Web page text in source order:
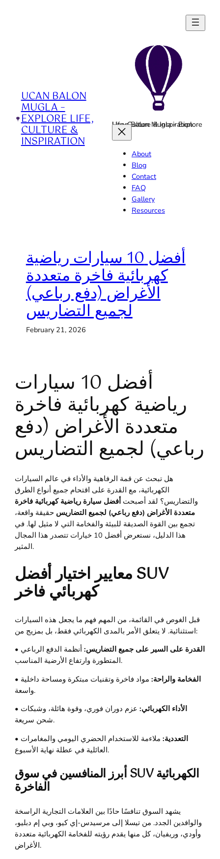
UCAN BALON
MUGLA –
EXPLORE LIFE,
CULTURE &
INSPIRATION
Ucan Balon Mugla - Explore Life, Culture & Inspiration
About
Blog
Contact
FAQ
Gallery
Resources
أفضل 10 سيارات رياضية
كهربائية فاخرة متعددة
الأغراض (دفع رباعي)
لجميع التضاريس
February 21, 2026
أفضل 10 سيارات
رياضية كهربائية فاخرة
متعددة الأغراض (دفع
رباعي) لجميع التضاريس
هل تبحث عن قمة الرفاهية والأداء في عالم السيارات
الكهربائية، مع القدرة على اقتحام جميع أنواع الطرق
والتضاريس؟ لقد أصبحت أفضل سيارة رياضية كهربائية فاخرة
متعددة الأغراض (دفع رباعي) لجميع التضاريس حقيقة واقعة،
تجمع بين القوة الصديقة للبيئة والفخامة التي لا مثيل لها. في
هذا الدليل، نستعرض أفضل 10 خيارات تتصدر هذا المجال
المثير.
معايير اختيار أفضل SUV
كهربائي فاخر
قبل الغوص في القائمة، من المهم فهم ما يجعل هذه السيارات
استثنائية. لا يتعلق الأمر بالمدى الكهربائي فقط، بل بمزيج من:
• القدرة على السير على جميع التضاريس:أنظمة الدفع الرباعي
المتطورة وارتفاع الأرضية المناسب.
• الفخامة والراحة:مواد فاخرة وتقنيات مبتكرة ومساحة داخلية
واسعة.
• الأداء الكهربائي:عزم دوران فوري، وقوة هائلة، وشبكات
شحن سريعة.
• التعددية:ملاءمة للاستخدام الحضري اليومي والمغامرات
العائلية في عطلة نهاية الأسبوع.
أبرز المنافسين في سوق SUV الكهربائية
الفاخرة
يشهد السوق تنافسًا حادًا بين العلامات التجارية الراسخة
والوافدين الجدد. من تيسلا إلى مرسيدس-إي كيو، وبي إم دبليو،
وأودي، وريفيان، كل منها يقدم رؤيته للفخامة الكهربائية متعددة
الأغراض.